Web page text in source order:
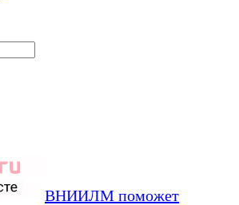
ВНИИЛМ поможет